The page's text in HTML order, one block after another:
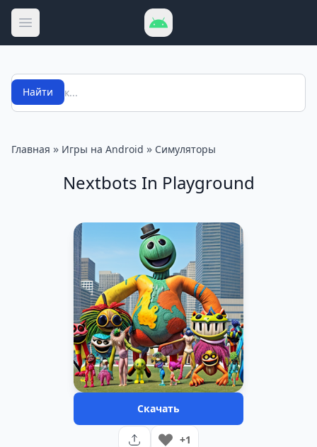
Открыть меню
Поиск
Найти
Главная » Игры на Android » Симуляторы
Nextbots In Playground
Скачать
+1